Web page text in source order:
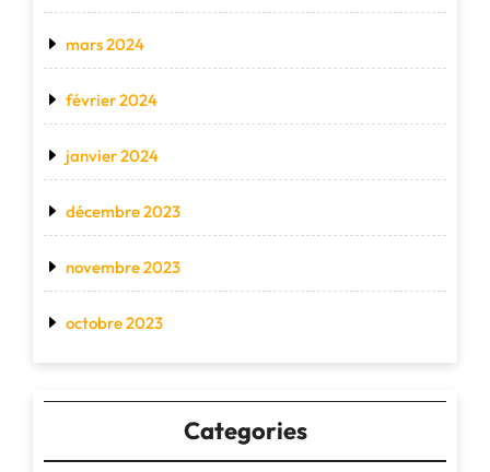
mars 2024
février 2024
janvier 2024
décembre 2023
novembre 2023
octobre 2023
Categories